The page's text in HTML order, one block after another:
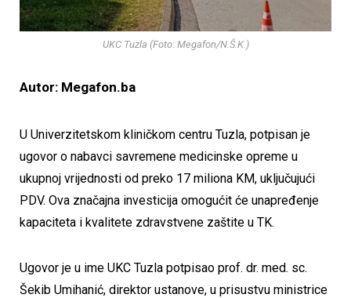
UKC Tuzla (Foto: Megafon/N.Š.K.)
Autor: Megafon.ba
U Univerzitetskom kliničkom centru Tuzla, potpisan je
ugovor o nabavci savremene medicinske opreme u
ukupnoj vrijednosti od preko 17 miliona KM, uključujući
PDV. Ova značajna investicija omogućit će unapređenje
kapaciteta i kvalitete zdravstvene zaštite u TK.
Ugovor je u ime UKC Tuzla potpisao prof. dr. med. sc.
Šekib Umihanić, direktor ustanove, u prisustvu ministrice